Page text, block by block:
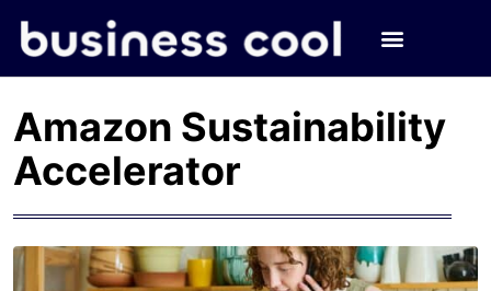
Amazon Sustainability
Accelerator